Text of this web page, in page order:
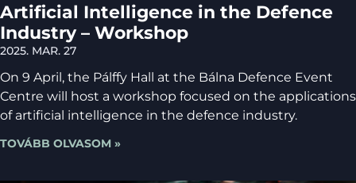
Artificial Intelligence in the Defence
Industry – Workshop
2025. MAR. 27
On 9 April, the Pálffy Hall at the Bálna Defence Event
Centre will host a workshop focused on the applications
of artificial intelligence in the defence industry.
TOVÁBB OLVASOM »